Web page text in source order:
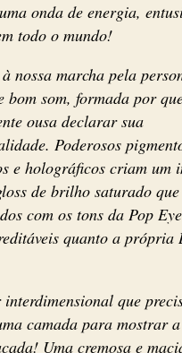
onda de energia,
todo o mundo!
nossa marcha pela
bom som, formada por
ousa declarar sua
Poderosos
e holográficos criam um
de brilho saturado que
com os tons da Pop
quanto a própria
interdimensional que
camada para mostrar
Uma cremosa e